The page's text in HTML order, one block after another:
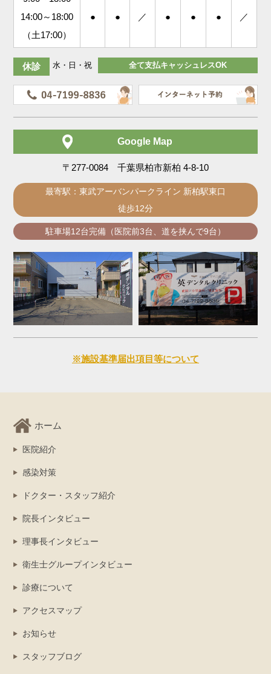
14:00～18:00
（土17:00）
● ● ／ ● ● ● ／
休診 水・日・祝 全て支払キャッシュレスOK
Google Map
〒277-0084 千葉県柏市新柏 4-8-10
最寄駅：東武アーバンパークライン 新柏駅東口
徒歩12分
駐車場12台完備（医院前3台、道を挟んで9台）
※施設基準届出項目等について
ホーム
医院紹介
感染対策
ドクター・スタッフ紹介
院長インタビュー
理事長インタビュー
衛生士グループインタビュー
診療について
アクセスマップ
お知らせ
スタッフブログ